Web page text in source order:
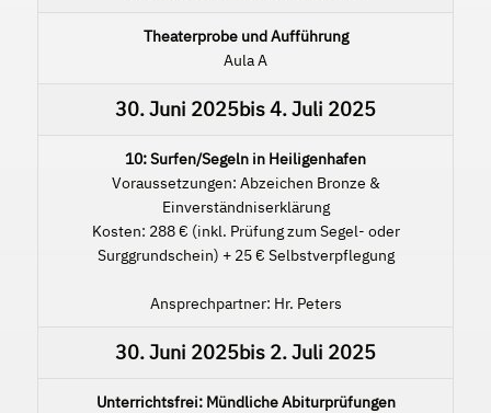
Theaterprobe und Aufführung
Aula A
30. Juni 2025bis4. Juli 2025
10: Surfen/Segeln in Heiligenhafen
Voraussetzungen: Abzeichen Bronze &
Einverständniserklärung
Kosten: 288 € (inkl. Prüfung zum Segel- oder
Surggrundschein) + 25 € Selbstverpflegung
Ansprechpartner: Hr. Peters
30. Juni 2025bis 2. Juli 2025
Unterrichtsfrei: Mündliche Abiturprüfungen